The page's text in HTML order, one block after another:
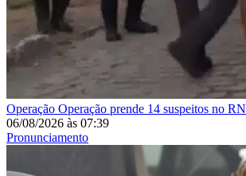
Operação Operação prende 14 suspeitos no RN
06/08/2026 às 07:39
Pronunciamento